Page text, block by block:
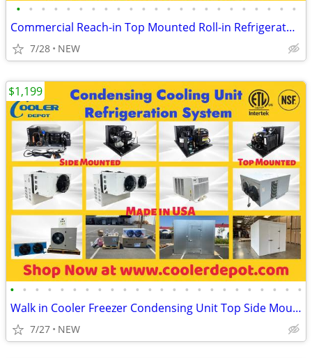
• • • • • • • • • • • • • • • • • • • • • • •
Commercial Reach-in Top Mounted Roll-in Refrigerator Freezer
7/28 NEW
• • • • • • • • • • • • • • • • • • • • • • • •
Walk in Cooler Freezer Condensing Unit Top Side Mounted Refrigeration
7/27 NEW
$1,199